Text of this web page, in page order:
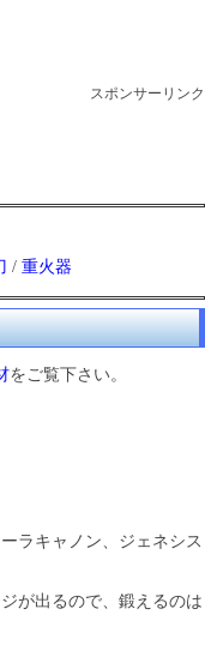
スポンサーリンク
/ 重火器
をご覧下さい。
ラキャノン、ジェネシス
が出るので、鍛えるのは